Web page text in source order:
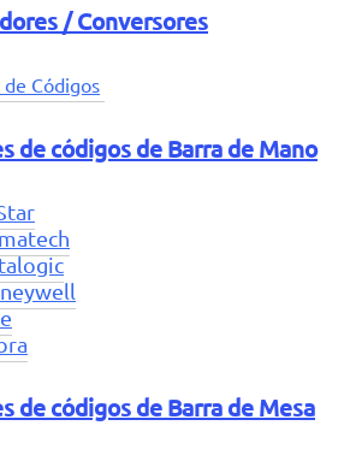
/ Conversores
Códigos
de códigos de Barra de Mano
de códigos de Barra de Mesa